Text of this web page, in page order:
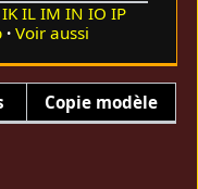
IK IL IM IN IO IP
Voir aussi
Copie modèle